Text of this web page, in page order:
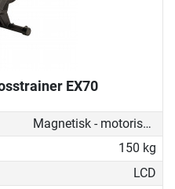
EX70
Magnetisk - motoriseret
150 kg
LCD